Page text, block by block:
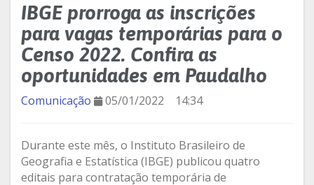
IBGE prorroga as inscrições
para vagas temporárias para o
Censo 2022. Confira as
oportunidades em Paudalho
Comunicação 05/01/2022 14:34
Durante este mês, o Instituto Brasileiro de
Geografia e Estatística (IBGE) publicou quatro
editais para contratação temporária de